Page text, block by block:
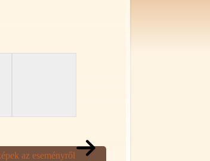
az eseményről